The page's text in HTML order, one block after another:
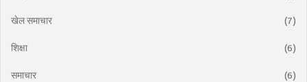
खेल समाचार (7)
शिक्षा (6)
समाचार (6)